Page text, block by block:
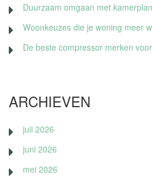
Duurzaam omgaan met
Woonkeuzes die je woning meer
De beste compressor merken
ARCHIEVEN
juli 2026
juni 2026
mei 2026